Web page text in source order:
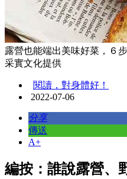
露營也能端出美味好菜，６
采實文化提供
閱讀，對身體好！
2022-07-06
分享
傳送
A+
編按：誰說露營、